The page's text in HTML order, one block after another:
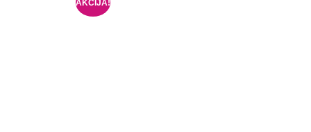
AKCIJA!